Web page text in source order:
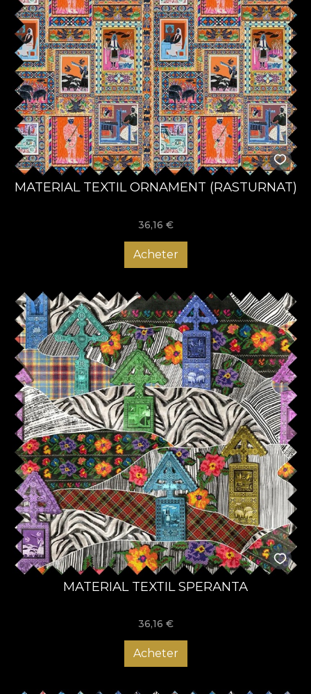
MATERIAL TEXTIL ORNAMENT (RASTURNAT)
36,16 €
Acheter
MATERIAL TEXTIL SPERANTA
36,16 €
Acheter